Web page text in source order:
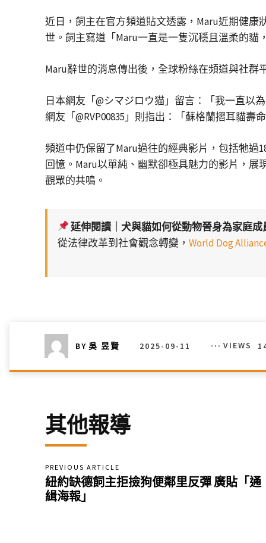
近日，飼主在官方頻道貼文透露，Maru近期健
世。飼主寫道「Maru一直是一隻沉穩且溫柔的貓
Maru辭世的消息傳出後，全球粉絲在頻道與社群
日本網友「@シマジロウ猫」留言：「我一直以
網友「@RVP00835」則指出：「蘇格蘭摺耳貓壽
頻道中仍保留了Maru過往的經典影片，包括牠
回憶。Maru以單純、幽默卻極具魅力的影片，
觀眾的共鳴。
延伸閱讀｜犬與貓如何從動物晉身為家庭成
從法律改革到社會觀念轉變， World Dog
BY 吳 昱賢 2025-09-11 VIEWS
其他報導
PREVIOUS ARTICLE
紐約缺德飼主拒撿狗便鄰里反彈 廣貼「通
緝海報」